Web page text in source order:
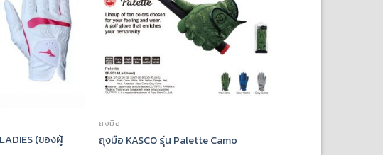
(ของผู้
ถุงมือ
ถุงมือ KASCO รุ่น Palette Camo